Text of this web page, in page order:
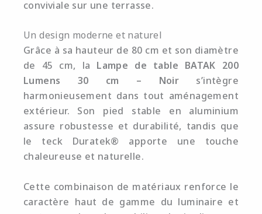
conviviale sur une terrasse.
Un design moderne et naturel
Grâce à sa hauteur de 80 cm et son diamètre
de 45 cm, la Lampe de table BATAK 200
Lumens 30 cm – Noir s’intègre
harmonieusement dans tout aménagement
extérieur. Son pied stable en aluminium
assure robustesse et durabilité, tandis que
le teck Duratek® apporte une touche
chaleureuse et naturelle.
Cette combinaison de matériaux renforce le
caractère haut de gamme du luminaire et